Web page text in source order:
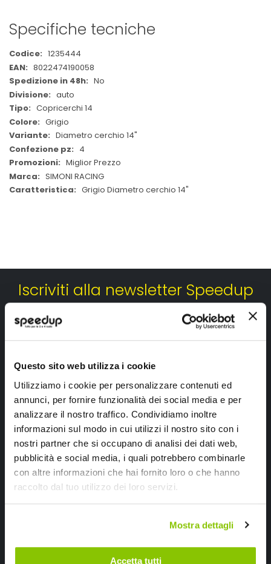
Questo sito web utilizza i cookie
Utilizziamo i cookie per personalizzare contenuti ed
annunci, per fornire funzionalità dei social media e per
analizzare il nostro traffico. Condividiamo inoltre
informazioni sul modo in cui utilizzi il nostro sito con i
nostri partner che si occupano di analisi dei dati web,
pubblicità e social media, i quali potrebbero combinarle
con altre informazioni che hai fornito loro o che hanno
raccolto dal tuo utilizzo dei loro servizi.
Mostra dettagli
Accetta tutti
Specifiche tecniche
Maggiori
Informazioni
1235444
8022474190058
No
auto
Copricerchi 14
Grigio
Diametro cerchio 14"
4
Miglior Prezzo
SIMONI RACING
Grigio Diametro cerchio 14"
Iscriviti alla newsletter Speedup
Ricevi subito uno sconto del 10% per il tuo primo acquisto online!
Ho letto e accettato il documento privacy policy
Iscrivimi
Segui SPEEDUP.IT